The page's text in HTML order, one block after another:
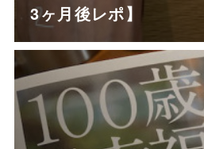
3ヶ月後レポ】